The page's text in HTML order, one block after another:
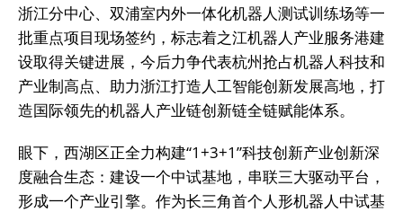
浙江分中心、双浦室内外一体化机器人测试训练场等一
批重点项目现场签约，标志着之江机器人产业服务港建
设取得关键进展，今后力争代表杭州抢占机器人科技和
产业制高点、助力浙江打造人工智能创新发展高地，打
造国际领先的机器人产业链创新链全链赋能体系。
眼下，西湖区正全力构建“1+3+1”科技创新产业创新深
度融合生态：建设一个中试基地，串联三大驱动平台，
形成一个产业引擎。作为长三角首个人形机器人中试基